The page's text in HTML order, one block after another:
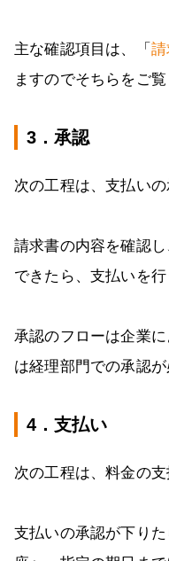
主な確認項目は、「
ますのでそちらをご覧
3．承認
次の工程は、支払いの
請求書の内容を確認
できたら、支払いを行
承認のフローは企業
は経理部門での承認
4．支払い
次の工程は、料金の支
支払いの承認が下り